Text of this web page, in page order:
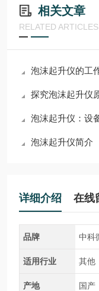
相关文章
RELATED ARTICLES
泡沫起升仪的工
探究泡沫起升仪
泡沫起升仪：设
泡沫起升仪简介
详细介绍 在线
品牌 中科
适用行业 其他
产地 国产